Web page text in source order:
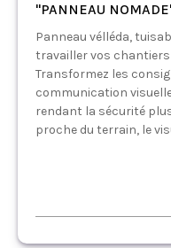
"PANNEAU
Panneau vélléda,
travailler vos
Transformez les
communication
rendant la sécurité
proche du terrain, le